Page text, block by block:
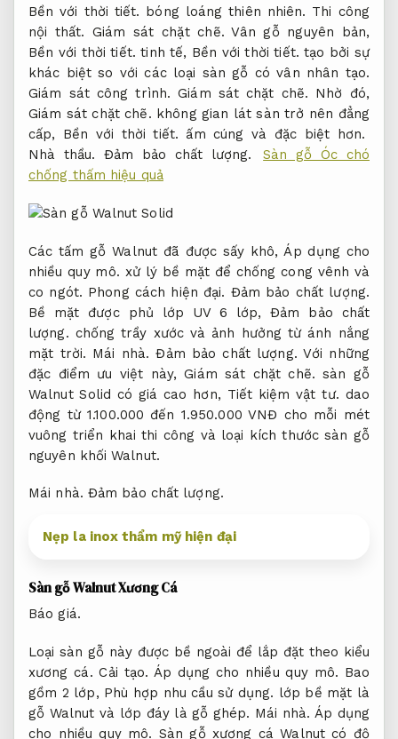
Bền với thời tiết. bóng loáng thiên nhiên. Thi công
nội thất. Giám sát chặt chẽ. Vân gỗ nguyên bản,
Bền với thời tiết. tinh tế, Bền với thời tiết. tạo bởi sự
khác biệt so với các loại sàn gỗ có vân nhân tạo.
Giám sát công trình. Giám sát chặt chẽ. Nhờ đó,
Giám sát chặt chẽ. không gian lát sàn trở nên đẳng
cấp, Bền với thời tiết. ấm cúng và đặc biệt hơn.
Nhà thầu.
Đảm bảo chất lượng.
Sàn gỗ Óc chó
chống thấm hiệu quả
Các tấm gỗ Walnut đã được sấy khô, Áp dụng cho
nhiều quy mô. xử lý bề mặt để chống cong vênh và
co ngót. Phong cách hiện đại. Đảm bảo chất lượng.
Bề mặt được phủ lớp UV 6 lớp,Đảm bảo chất
lượng. chống trầy xước và ảnh hưởng từ ánh nắng
mặt trời. Mái nhà. Đảm bảo chất lượng. Với những
đặc điểm ưu việt này,Giám sát chặt chẽ. sàn gỗ
Walnut Solid có giá cao hơn, Tiết kiệm vật tư. dao
động từ 1.100.000 đến 1.950.000 VNĐ cho mỗi mét
vuông triển khai thi công và loại kích thước sàn gỗ
nguyên khối Walnut.
Mái nhà. Đảm bảo chất lượng.
Nẹp la inox thẩm mỹ hiện đại
Sàn gỗ Walnut Xương Cá
Báo giá.
Loại sàn gỗ này được bề ngoài để lắp đặt theo kiểu
xương cá.Cải tạo. Áp dụng cho nhiều quy mô. Bao
gồm 2 lớp, Phù hợp nhu cầu sử dụng. lớp bề mặt là
gỗ Walnut và lớp đáy là gỗ ghép. Mái nhà. Áp dụng
cho nhiều quy mô. Sàn gỗ xương cá Walnut có độ